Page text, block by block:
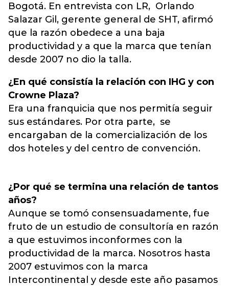
Bogotá. En entrevista con LR, Orlando
Salazar Gil, gerente general de SHT, afirmó
que la razón obedece a una baja
productividad y a que la marca que tenían
desde 2007 no dio la talla.
¿En qué consistía la relación con IHG y con
Crowne Plaza?
Era una franquicia que nos permitía seguir
sus estándares. Por otra parte, se
encargaban de la comercialización de los
dos hoteles y del centro de convención.
¿Por qué se termina una relación de tantos
años?
Aunque se tomó consensuadamente, fue
fruto de un estudio de consultoría en razón
a que estuvimos inconformes con la
productividad de la marca. Nosotros hasta
2007 estuvimos con la marca
Intercontinental y desde este año pasamos